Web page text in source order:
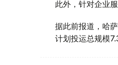
此外，针对企业
据此前报道，哈
计划投运总规模